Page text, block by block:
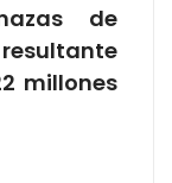
de
millones